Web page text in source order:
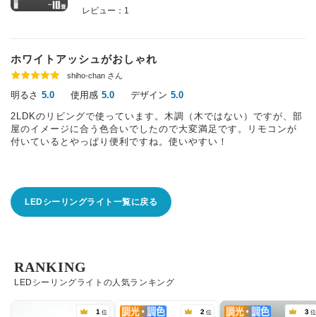
レビュー：1
ホワイトアッシュがおしゃれ
shiho-chan さん
明るさ 5.0 使用感 5.0 デザイン 5.0
2LDKのリビングで使っています。木調（木ではない）ですが、部
屋のイメージに合う色合いでしたので大変満足です。リモコンが
付いているとやっぱり便利ですね。使いやすい！
LEDシーリングライト一覧に戻る
LEDシーリングライトの人気ランキング
RANKING
1 位 2 位 3 位